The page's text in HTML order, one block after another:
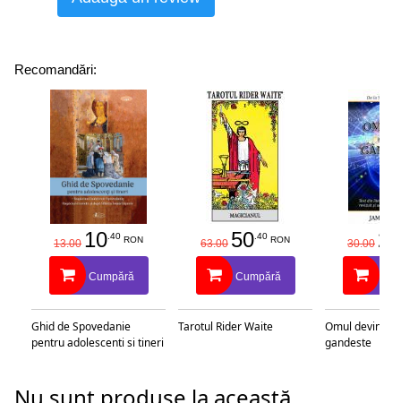
Recomandări:
13.00 10.40 RON
Cumpără
Ghid de Spovedanie
pentru adolescenti si tineri
63.00 50.40 RON
Cumpără
Tarotul Rider Waite
30.00 25
Omul devine
gandeste